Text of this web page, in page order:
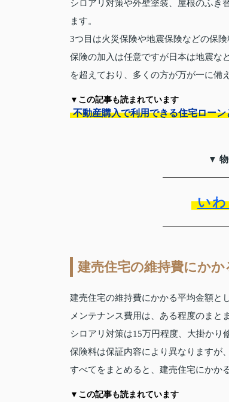
シロアリ対策や外壁塗装、屋根のふき
ます。
3つ目は火災保険や地震保険などの保険
保険の加入は任意ですが日本は地震な
を超えており、多くの方が万が一に備
▼この記事も読まれています
不動産購入で利用できる住宅ロー
▼ 物
い
建売住宅の維持費にかか
建売住宅の維持費にかかる平均金額と
メンテナンス費用は、ある程度のまと
シロアリ対策は15万円程度、大掛かり
保険料は保証内容により異なりますが
すべてをまとめると、建売住宅にかか
▼この記事も読まれています